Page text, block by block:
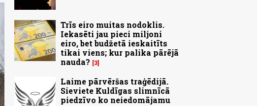
Trīs eiro muitas nodoklis.
Iekasēti jau pieci miljoni
eiro, bet budžetā ieskaitīts
tikai viens; kur palika pārējā
nauda? 3
Laime pārvēršas traģēdijā.
Sieviete Kuldīgas slimnīcā
piedzīvo ko neiedomājamu